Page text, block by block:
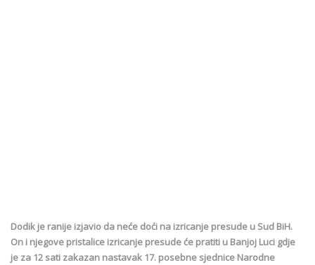
Dodik je ranije izjavio da neće doći na izricanje presude u Sud BiH.
On i njegove pristalice izricanje presude će pratiti u Banjoj Luci gdje
je za 12 sati zakazan nastavak 17. posebne sjednice Narodne